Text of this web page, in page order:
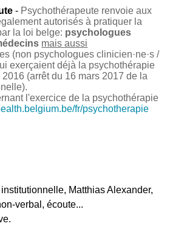
- Psychothérapeute renvoie aux
autorisés à pratiquer la
la loi belge: psychologues
mais aussi
(non psychologues clinicien·ne·s /
exerçaient déjà la psychothérapie
2016 (arrêt du 16 mars 2017 de la
l'exercice de la psychothérapie
fr/psychotherapie
Matthias Alexander,
verbal, écoute...